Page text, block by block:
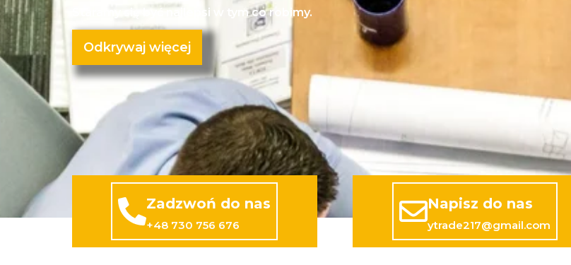
Staramy się być najlepsi w tym co robimy.
Odkrywaj więcej
Zadzwoń do nas
+48 730 756 676
Napisz do nas
ytrade217@gmail.com